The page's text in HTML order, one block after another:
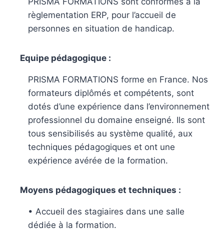
règlementation ERP, pour l’accueil de
personnes en situation de handicap.
Equipe pédagogique :
PRISMA FORMATIONS forme en France. Nos
formateurs diplômés et compétents, sont
dotés d’une expérience dans l’environnement
professionnel du domaine enseigné. Ils sont
tous sensibilisés au système qualité, aux
techniques pédagogiques et ont une
expérience avérée de la formation.
Moyens pédagogiques et techniques :
• Accueil des stagiaires dans une salle
dédiée à la formation.